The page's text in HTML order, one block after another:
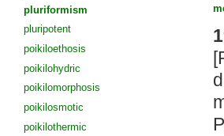
pluriformism
pluripotent
poikiloethosis
poikilohydric
poikilomorphosis
poikilosmotic
poikilothermic
[